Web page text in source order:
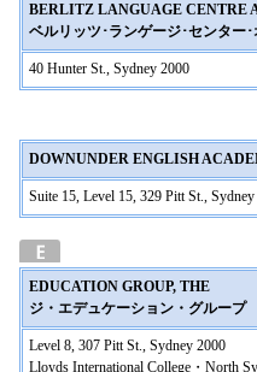
BERLITZ LANGUAGE CENTRE
ベルリッツ･ランゲージ･センター
40 Hunter St., Sydney 2000
DOWNUNDER ENGLISH
Suite 15, Level 15, 329 Pitt St.,
EDUCATION GROUP, THE
ジ・エデュケーション・グループ
Level 8, 307 Pitt St., Sydney 2000
Lloyds International College・North